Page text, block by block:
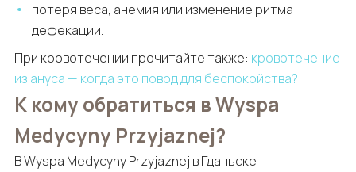
потеря веса, анемия или изменение ритма
дефекации.
При кровотечении прочитайте также: кровотечение
из ануса — когда это повод для беспокойства?
К кому обратиться в Wyspa
Medycyny Przyjaznej?
В Wyspa Medycyny Przyjaznej в Гданьске